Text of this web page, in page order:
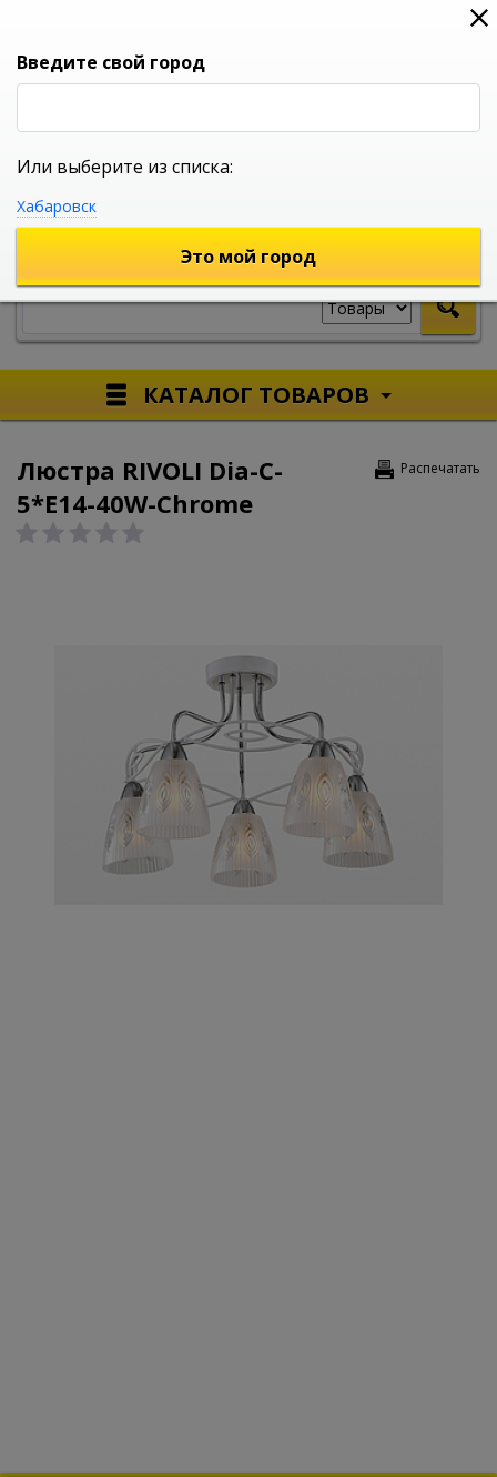
0
УНИВЕРСАЛЬНЫЙ ИНТЕРНЕТ МАГАЗИН
КАТАЛОГ ТОВАРОВ
Распечатать
Люстра RIVOLI Dia-C-
5*E14-40W-Chrome
Введите свой город
Или выберите из списка:
Хабаровск
Это мой город